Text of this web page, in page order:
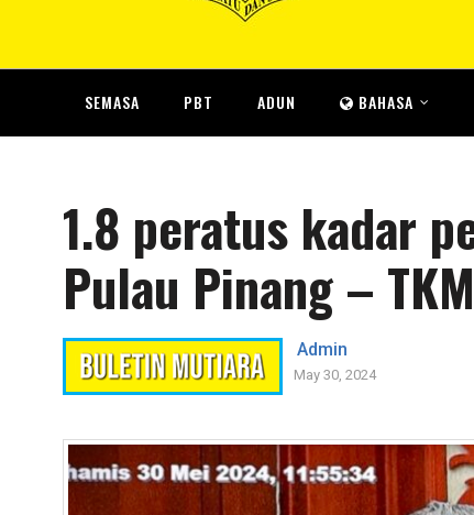
SEMASA PBT ADUN BAHASA
1.8 peratus kadar
Pulau Pinang –
Admin
May 30, 2024